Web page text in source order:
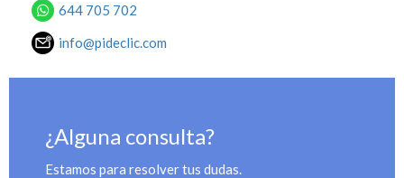
644 705 702
info@pideclic.com
¿Alguna consulta?
Estamos para resolver tus dudas.